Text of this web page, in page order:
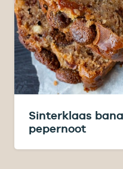
Sinterklaas
pepernoot